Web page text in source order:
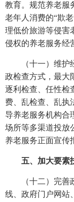
教育。规范养老服
老年人消费的“欺
理低价旅游等侵害
侵权的养老服务经
（十一）维
政检查方式，最大
逐利检查、任性检
费、乱检查、乱执
导养老服务机构合
场所等多渠道投放
养老服务正面宣传
五、加大要素
（十二）完
线、政府门户网站